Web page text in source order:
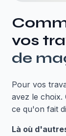
vos
de
Pour vos
avez le choix.
ce qu'on fait
Là où